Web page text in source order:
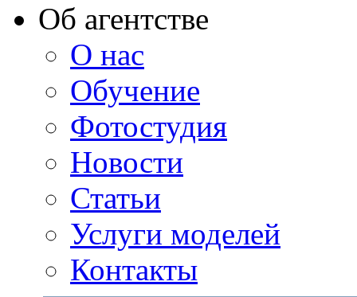
Об агентстве
О нас
Обучение
Фотостудия
Новости
Статьи
Услуги моделей
Контакты